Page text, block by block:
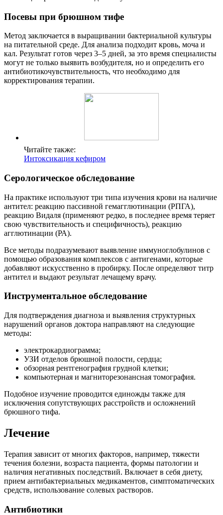
Посевы при брюшном тифе
Метод заключается в выращивании бактериальной культуры
на питательной среде. Для анализа подходит кровь, моча и
кал. Результат готов через 3–5 дней, за это время специалисты
могут не только выявить возбудителя, но и определить его
антибиотикочувствительность, что необходимо для
корректирования терапии.
Читайте также:
Интоксикация кефиром
Серологическое обследование
На практике используют три типа изучения крови на наличие
антител: реакцию пассивной гемагглютинации (РПГА),
реакцию Видаля (применяют редко, в последнее время теряет
свою чувствительность и специфичность), реакцию
агглютинации (РА).
Все методы подразумевают выявление иммуноглобулинов с
помощью образования комплексов с антигенами, которые
добавляют искусственно в пробирку. После определяют титр
антител и выдают результат лечащему врачу.
Инструментальное обследование
Для подтверждения диагноза и выявления структурных
нарушений органов доктора направляют на следующие
методы:
электрокардиограмма;
УЗИ отделов брюшной полости, сердца;
обзорная рентгенография грудной клетки;
компьютерная и магниторезонансная томография.
Подобное изучение проводится единожды также для
исключения сопутствующих расстройств и осложнений
брюшного тифа.
Лечение
Терапия зависит от многих факторов, например, тяжести
течения болезни, возраста пациента, формы патологии и
наличия негативных последствий. Включает в себя диету,
прием антибактериальных медикаментов, симптоматических
средств, использование солевых растворов.
Антибиотики